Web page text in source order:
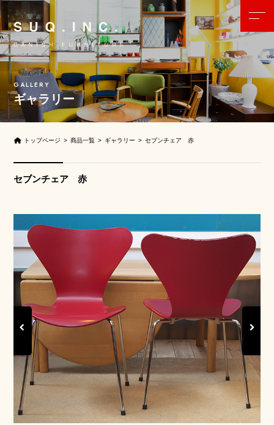
ギャラリー
トップページ 商品一覧 ギャラリー セブンチェア 赤
セブンチェア 赤
Previous